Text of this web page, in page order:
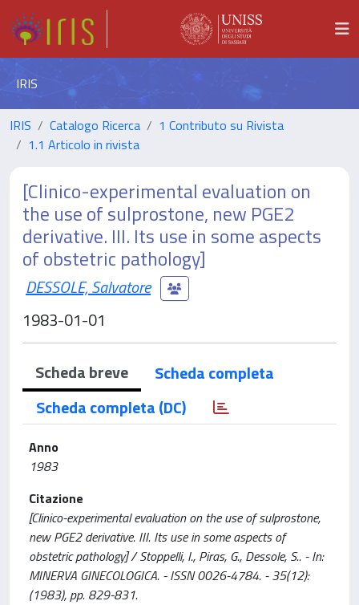
IRIS
IRIS Catalogo Ricerca
1 Contributo su Rivista
1.1 Articolo in rivista
[Clinico-experimental evaluation on
the use of sulprostone, new PGE2
derivative. III. Its use in some aspects
of obstetric pathology]
DESSOLE, Salvatore
1983-01-01
Scheda breve
Scheda completa
Scheda completa (DC)
Anno
1983
Citazione
[Clinico-experimental evaluation on the use of sulprostone,
new PGE2 derivative. III. Its use in some aspects of
obstetric pathology] / Stoppelli, I., Piras, G., Dessole, S.. - In:
MINERVA GINECOLOGICA. - ISSN 0026-4784. - 35(12):
(1983), pp. 829-831.